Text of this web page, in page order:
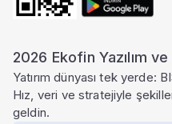
2026 Ekofin Yazılım
Yatırım dünyası tek yerde:
Hız, veri ve stratejiyle
geldin.